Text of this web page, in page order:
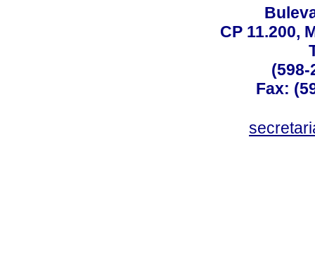
CP 11.200,
(598-
Fax: